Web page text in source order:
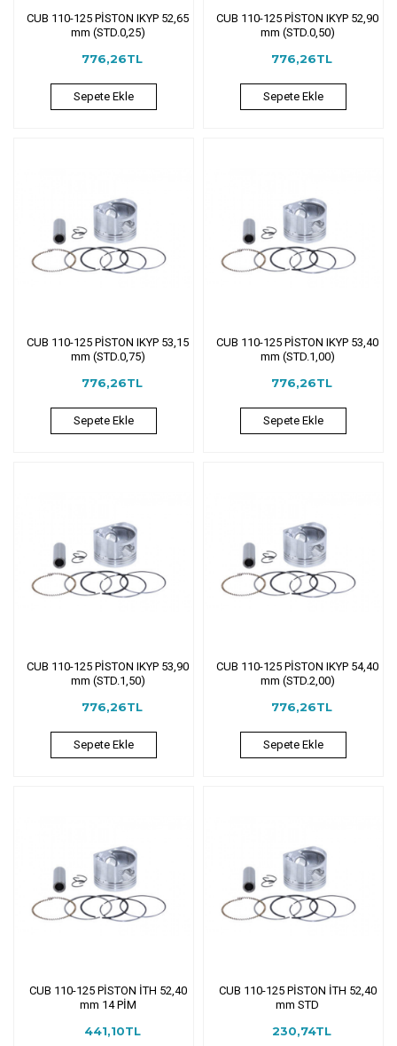
CUB 110-125 PİSTON IKYP 52,65
mm (STD.0,25)
776,26TL
Sepete Ekle
CUB 110-125 PİSTON IKYP 52,90
mm (STD.0,50)
776,26TL
Sepete Ekle
CUB 110-125 PİSTON IKYP 53,15
mm (STD.0,75)
776,26TL
Sepete Ekle
CUB 110-125 PİSTON IKYP 53,40
mm (STD.1,00)
776,26TL
Sepete Ekle
CUB 110-125 PİSTON IKYP 53,90
mm (STD.1,50)
776,26TL
Sepete Ekle
CUB 110-125 PİSTON IKYP 54,40
mm (STD.2,00)
776,26TL
Sepete Ekle
CUB 110-125 PİSTON İTH 52,40
mm 14 PİM
441,10TL
CUB 110-125 PİSTON İTH 52,40
mm STD
230,74TL